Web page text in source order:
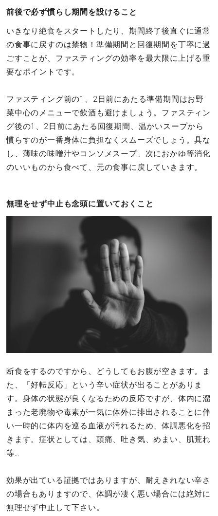
前後で必ず慣らし期間を設けること
いきなり絶食をスタートしたり、期間終了後直ぐに通常
の食事に戻すのは禁物！準備期間と回復期間を丁寧に過
ごすことが、ファスティングの効率を最大限に上げる重
要なポイントです。
ファスティング前の1、2日前にあたる準備期間はお野
菜中心のメニューで飲酒も避けましょう。ファスティン
グ後の1、2日前にあたる回復期間、温かいスープから
慣らすのが一番身体に負担なくスムーズでしょう。具な
し、薄味の味噌汁やコンソメスープ、次におかゆ等消化
のいいものから食べて、元の食事に戻していきます。
無理をせず中止も念頭に置いておくこと
断食をするのですから、どうしてもお腹が空きます。ま
た、「好転反応」という辛い症状が出ることがありま
す。身体の状態が良くなるための反応ですが、体内に溜
まった老廃物や毒素が一気に体外に排出されることに伴
い一時的に体内を巡る血液が汚れるため、体調悪化を招
きます。症状としては、頭痛、吐き気、めまい、肌荒れ
等…
効果が出ている証拠ではありますが、耐えきれない辛さ
の場合もありますので、体調が凄く悪い場合には絶対に
無理せず中止して下さい。